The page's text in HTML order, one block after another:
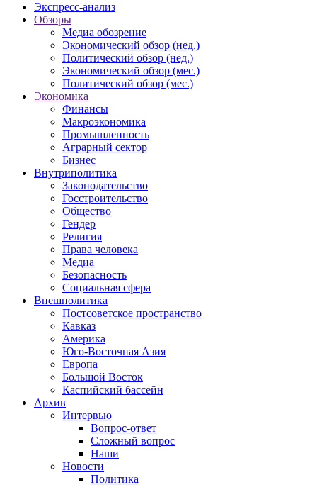
Экспресс-анализ
Обзоры
Медиа обозрение
Экономический обзор (нед.)
Политический обзор (нед.)
Экономический обзор (мес.)
Политический обзор (мес.)
Экономика
Финансы
Макроэкономика
Промышленность
Аграрный сектор
Бизнес
Внутриполитика
Законодательство
Госстроительство
Общество
Гендер
Религия
Права человека
Медиа
Безопасность
Социальная сфера
Внешполитика
Постсоветское пространство
Кавказ
Америка
Юго-Восточная Азия
Европа
Большой Восток
Каспийский бассейн
Архив
Интервью
Вопрос-ответ
Сложный вопрос
Наши
Новости
Политика